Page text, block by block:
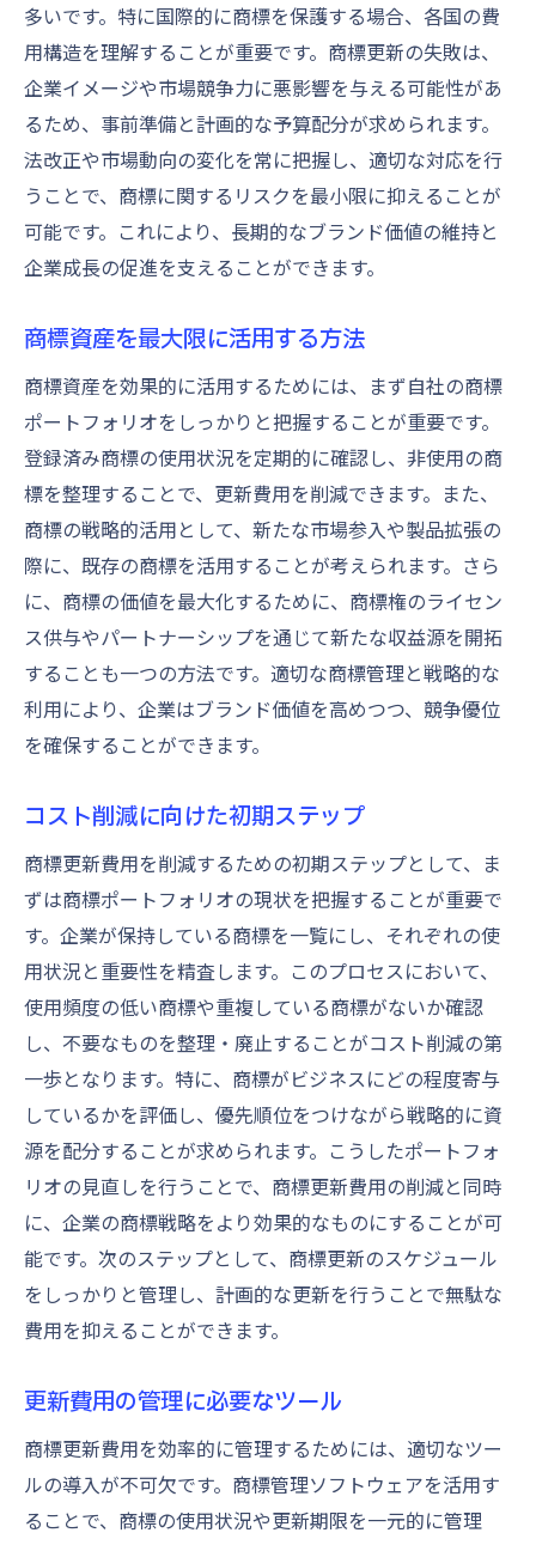
不要な商標の整理が費用削減の鍵
不要な商標の影響とリスク
整理の具体的なステップ
商標の使用状況をモニタリング
整理後の商標管理の改善
整理プロセスで得られる利点
無駄な商標更新を避ける方法
最適な更新タイミングの見つけ方
競争力を保つための戦略的タイミング
更新スケジュールの策定と管理
市場動向を反映した更新計画
更新タイミングがもたらす影響
タイミングの調整で得られる競争優位
戦略的な予算配分で商標維持をサポート
商標更新予算の基本構造
限られた予算の効果的配分
予算計画の見直しと調整
商標更新に優先順位をつける
予算管理ツールの活用方法
商標の価値を最大限に引き出す更新計画
商標価値向上のためのアプローチ
更新計画の作成と実行
ブランド価値を反映した更新戦略
更新計画で競争優位を確立
商標戦略の再構築と価値創出
成功をもたらす更新計画の要素
弁理士のアドバイスで商標管理を強化
弁理士の役割と重要性
弁理士との効果的な連携
専門的なアドバイスで管理改善
弁理士を活用したリスク管理
弁理士から学ぶ最新の実践知識
多いです。特に国際的に商標を保護する場合、各国の費
用構造を理解することが重要です。商標更新の失敗は、
企業イメージや市場競争力に悪影響を与える可能性があ
るため、事前準備と計画的な予算配分が求められます。
法改正や市場動向の変化を常に把握し、適切な対応を行
うことで、商標に関するリスクを最小限に抑えることが
可能です。これにより、長期的なブランド価値の維持と
企業成長の促進を支えることができます。
商標資産を最大限に活用する方法
商標資産を効果的に活用するためには、まず自社の商標
ポートフォリオをしっかりと把握することが重要です。
登録済み商標の使用状況を定期的に確認し、非使用の商
標を整理することで、更新費用を削減できます。また、
商標の戦略的活用として、新たな市場参入や製品拡張の
際に、既存の商標を活用することが考えられます。さら
に、商標の価値を最大化するために、商標権のライセン
ス供与やパートナーシップを通じて新たな収益源を開拓
することも一つの方法です。適切な商標管理と戦略的な
利用により、企業はブランド価値を高めつつ、競争優位
を確保することができます。
コスト削減に向けた初期ステップ
商標更新費用を削減するための初期ステップとして、ま
ずは商標ポートフォリオの現状を把握することが重要で
す。企業が保持している商標を一覧にし、それぞれの使
用状況と重要性を精査します。このプロセスにおいて、
使用頻度の低い商標や重複している商標がないか確認
し、不要なものを整理・廃止することがコスト削減の第
一歩となります。特に、商標がビジネスにどの程度寄与
しているかを評価し、優先順位をつけながら戦略的に資
源を配分することが求められます。こうしたポートフォ
リオの見直しを行うことで、商標更新費用の削減と同時
に、企業の商標戦略をより効果的なものにすることが可
能です。次のステップとして、商標更新のスケジュール
をしっかりと管理し、計画的な更新を行うことで無駄な
費用を抑えることができます。
更新費用の管理に必要なツール
商標更新費用を効率的に管理するためには、適切なツー
ルの導入が不可欠です。商標管理ソフトウェアを活用す
ることで、商標の使用状況や更新期限を一元的に管理